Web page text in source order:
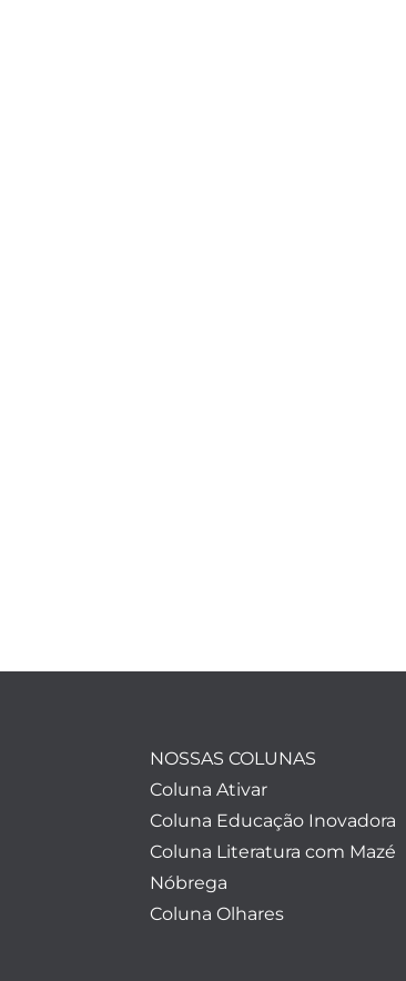
NOSSAS COLUNAS
Coluna Ativar
Coluna Educação Inovadora
Coluna Literatura com Mazé
Nóbrega
Coluna Olhares